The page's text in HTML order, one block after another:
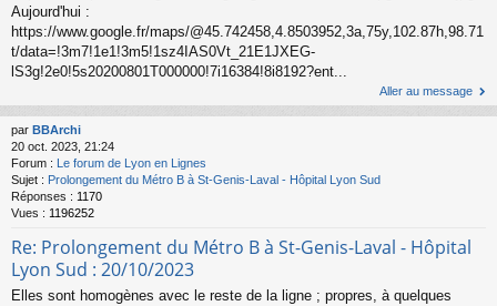
Aujourd'hui :
https://www.google.fr/maps/@45.742458,4.8503952,3a,75y,102.87h,98.71
t/data=!3m7!1e1!3m5!1sz4IAS0Vt_21E1JXEG-
lS3g!2e0!5s20200801T000000!7i16384!8i8192?ent...
Aller au message
par BBArchi
20 oct. 2023, 21:24
Forum :
Le forum de Lyon en Lignes
Sujet : Prolongement du Métro B à St-Genis-Laval - Hôpital Lyon Sud
Réponses : 1170
Vues : 1196252
Re: Prolongement du Métro B à St-Genis-Laval - Hôpital
Lyon Sud : 20/10/2023
Elles sont homogènes avec le reste de la ligne ; propres, à quelques